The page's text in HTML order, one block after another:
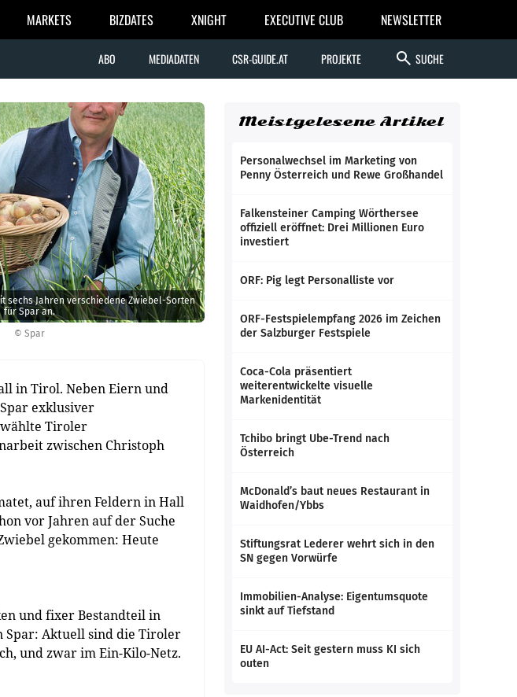
MARKETS BIZDATES XNIGHT EXECUTIVE CLUB NEWSLETTER
ABO MEDIADATEN CSR-GUIDE.AT PROJEKTE search SUCHE
© Spar
sechs Jahren verschiedene Zwiebel-Sorten
für Spar an.
in Tirol. Neben Eiern und
exklusiver
Tiroler
zwischen Christoph
auf ihren Feldern in Hall
vor Jahren auf der Suche
gekommen: Heute
und fixer Bestandteil in
Spar: Aktuell sind die Tiroler
und zwar im Ein-Kilo-Netz.
Meistgelesene Artikel
Personalwechsel im Marketing von
Penny Österreich und Rewe Großhandel
Falkensteiner Camping Wörthersee
offiziell eröffnet: Drei Millionen Euro
investiert
ORF: Pig legt Personalliste vor
ORF-Festspielempfang 2026 im Zeichen
der Salzburger Festspiele
Coca-Cola präsentiert
weiterentwickelte visuelle
Markenidentität
Tchibo bringt Ube-Trend nach
Österreich
McDonald’s baut neues Restaurant in
Waidhofen/Ybbs
Stiftungsrat Lederer wehrt sich in den
SN gegen Vorwürfe
Immobilien-Analyse: Eigentumsquote
sinkt auf Tiefstand
EU AI-Act: Seit gestern muss KI sich
outen